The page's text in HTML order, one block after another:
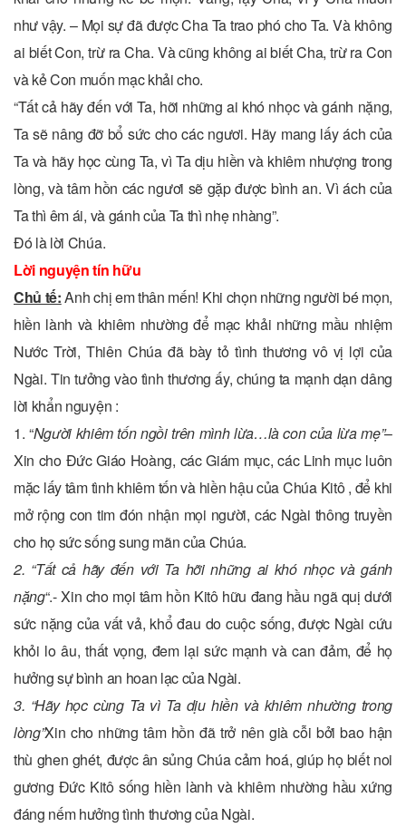
như vậy. – Mọi sự đã được Cha Ta trao phó cho Ta. Và không
ai biết Con, trừ ra Cha. Và cũng không ai biết Cha, trừ ra Con
và kẻ Con muốn mạc khải cho.
“Tất cả hãy đến với Ta, hỡi những ai khó nhọc và gánh nặng,
Ta sẽ nâng đỡ bổ sức cho các ngươi. Hãy mang lấy ách của
Ta và hãy học cùng Ta, vì Ta dịu hiền và khiêm nhượng trong
lòng, và tâm hồn các ngươi sẽ gặp được bình an. Vì ách của
Ta thì êm ái, và gánh của Ta thì nhẹ nhàng”.
Ðó là lời Chúa.
Lời nguyện tín hữu
Chủ tế:Anh chị em thân mến! Khi chọn những người bé mọn,
hiền lành và khiêm nhường để mạc khải những mầu nhiệm
Nước Trời, Thiên Chúa đã bày tỏ tình thương vô vị lợi của
Ngài. Tin tưởng vào tình thương ấy, chúng ta mạnh dạn dâng
lời khẩn nguyện :
1. “Người khiêm tốn ngồi trên mình lừa…là con của lừa mẹ”–
Xin cho Đức Giáo Hoàng, các Giám mục, các Linh mục luôn
mặc lấy tâm tình khiêm tốn và hiền hậu của Chúa Kitô , để khi
mở rộng con tim đón nhận mọi người, các Ngài thông truyền
cho họ sức sống sung mãn của Chúa.
2. “Tất cả hãy đến với Ta hỡi những ai khó nhọc và gánh
nặng“.- Xin cho mọi tâm hồn Kitô hữu đang hầu ngã quị dưới
sức nặng của vất vả, khổ đau do cuộc sống, được Ngài cứu
khỏi lo âu, thất vọng, đem lại sức mạnh và can đảm, để họ
hưởng sự bình an hoan lạc của Ngài.
3. “Hãy học cùng Ta vì Ta dịu hiền và khiêm nhường trong
lòng”Xin cho những tâm hồn đã trở nên già cỗi bởi bao hận
thù ghen ghét, được ân sủng Chúa cảm hoá, giúp họ biết noi
gương Đức Kitô sống hiền lành và khiêm nhường hầu xứng
đáng nếm hưởng tình thương của Ngài.